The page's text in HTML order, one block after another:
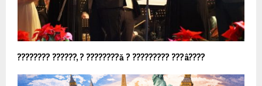
???????? ??????, ? ????????ă ? ????????? ???â????